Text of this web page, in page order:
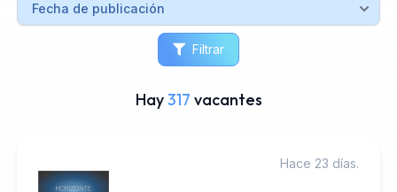
Filtrar
Hay317 vacantes
Hace 23 días.